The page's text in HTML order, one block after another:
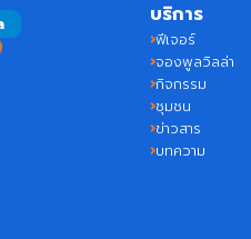
บริการ
ฟีเจอร์
จองพูลวิลล่า
กิจกรรม
ชุมชน
ข่าวสาร
บทความ